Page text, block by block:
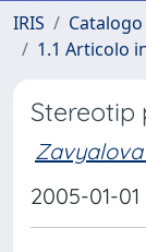
IRIS
1.1 Articolo
Stereotip
2005-01-01